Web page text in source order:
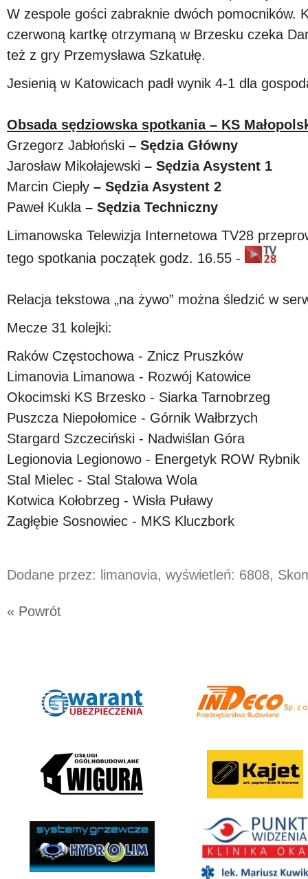
W zespole gości zabraknie dwóch pomocników.
czerwoną kartkę otrzymaną w Brzesku czeka
też z gry Przemysława Szkatułę.
Jesienią w Katowicach padł wynik 4-1 dla
Obsada sędziowska spotkania – KS
Grzegorz Jabłoński – Sędzia Główny
Jarosław Mikołajewski – Sędzia Asystent 1
Marcin Ciepły – Sędzia Asystent 2
Paweł Kukla – Sędzia Techniczny
Limanowska Telewizja Internetowa TV28
tego spotkania początek godz. 16.55 -
Relacja tekstowa „na żywo” można śledzić w
Mecze 31 kolejki:
Raków Częstochowa - Znicz Pruszków
Limanovia Limanowa - Rozwój Katowice
Okocimski KS Brzesko - Siarka Tarnobrzeg
Puszcza Niepołomice - Górnik Wałbrzych
Stargard Szczeciński - Nadwiślan Góra
Legionovia Legionowo - Energetyk ROW Rybnik
Stal Mielec - Stal Stalowa Wola
Kotwica Kołobrzeg - Wisła Puławy
Zagłębie Sosnowiec - MKS Kluczbork
Dodane przez: limanovia, wyświetleń: 6808,
« Powrót